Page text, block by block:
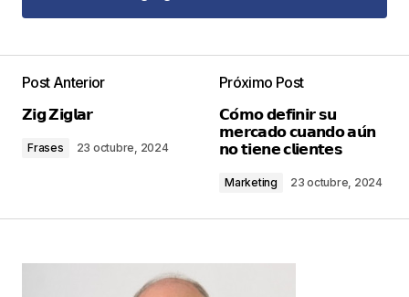
Agregar Comentario
publicada.
Los campos obligatorios están
Post Anterior
𝗭𝗶𝗴 𝗭𝗶𝗴𝗹𝗮𝗿
Frases 23 octubre, 2024
Próximo Post
𝗖𝗼́𝗺𝗼 𝗱𝗲𝗳𝗶𝗻𝗶𝗿 𝘀𝘂
𝗺𝗲𝗿𝗰𝗮𝗱𝗼 𝗰𝘂𝗮𝗻𝗱𝗼 𝗮𝘂́𝗻
𝗻𝗼 𝘁𝗶𝗲𝗻𝗲 𝗰𝗹𝗶𝗲𝗻𝘁𝗲𝘀
Marketing 23 octubre, 2024